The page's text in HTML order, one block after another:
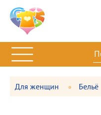
Для женщин Бельё